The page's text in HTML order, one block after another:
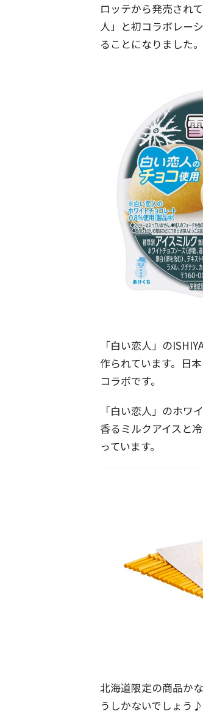
ロッテから発売され
人」と初コラボレー
ることになりました。
「白い恋人」の
作られています。日
コラボです。
「白い恋人」のホワ
香るミルクアイスと
っています。
北海道限定の商品か
うしかないでしょう♪